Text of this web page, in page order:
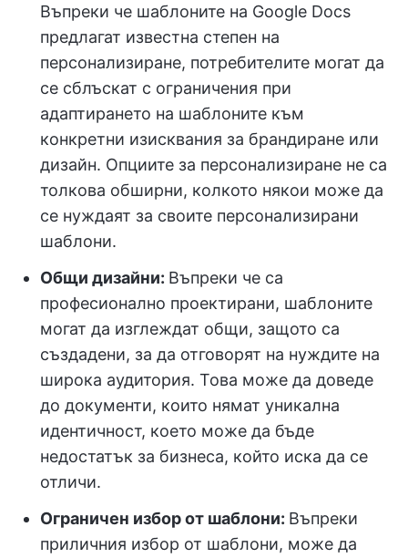
Въпреки че шаблоните на Google Docs
предлагат известна степен на
персонализиране, потребителите могат да
се сблъскат с ограничения при
адаптирането на шаблоните към
конкретни изисквания за брандиране или
дизайн. Опциите за персонализиране не са
толкова обширни, колкото някои може да
се нуждаят за своите персонализирани
шаблони.
Общи дизайни: Въпреки че са
професионално проектирани, шаблоните
могат да изглеждат общи, защото са
създадени, за да отговорят на нуждите на
широка аудитория. Това може да доведе
до документи, които нямат уникална
идентичност, което може да бъде
недостатък за бизнеса, който иска да се
отличи.
Ограничен избор от шаблони: Въпреки
приличния избор от шаблони, може да